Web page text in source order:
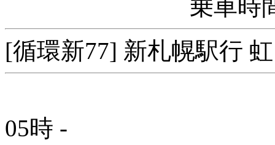
乗車時
[循環新77] 新札幌駅行
05時 -